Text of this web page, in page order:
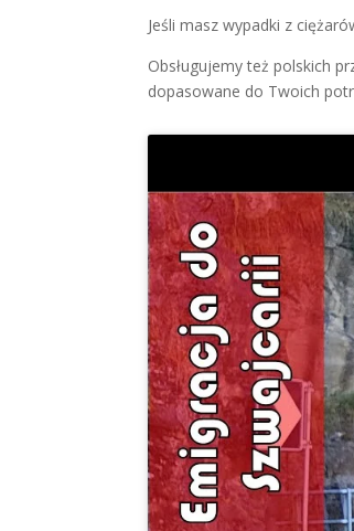
Jeśli masz wypadki z
Obsługujemy też polskich
dopasowane do Twoich